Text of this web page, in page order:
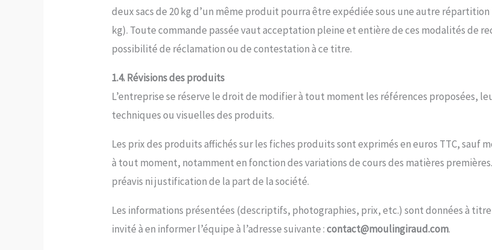
deux sacs de 20 kg d’un même produit pourra être expédiée sous une autre
kg). Toute commande passée vaut acceptation pleine et entière de ces modalités de
possibilité de réclamation ou de contestation à ce titre.
1.4. Révisions des produits
L’entreprise se réserve le droit de modifier à tout moment les références proposées,
techniques ou visuelles des produits.
Les prix des produits affichés sur les fiches produits sont exprimés en euros TTC, sauf
à tout moment, notamment en fonction des variations de cours des matières
préavis ni justification de la part de la société.
Les informations présentées (descriptifs, photographies, prix, etc.) sont données à
invité à en informer l’équipe à l’adresse suivante :contact@moulingiraud.com.